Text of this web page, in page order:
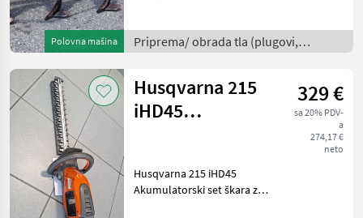
Polovna mašina
visina okvira 85 cm, razmak
zubaca 75 cm za
Priprema/ obrada tla (plugovi,
kultivatori, tanjurače i dr.) /
Husqvarna 215
iHD45
živicu
329 €
sa 20% PDV-
a
274,17 €
neto
Husqvarna 215 iHD45
Akumulatorski set škara za